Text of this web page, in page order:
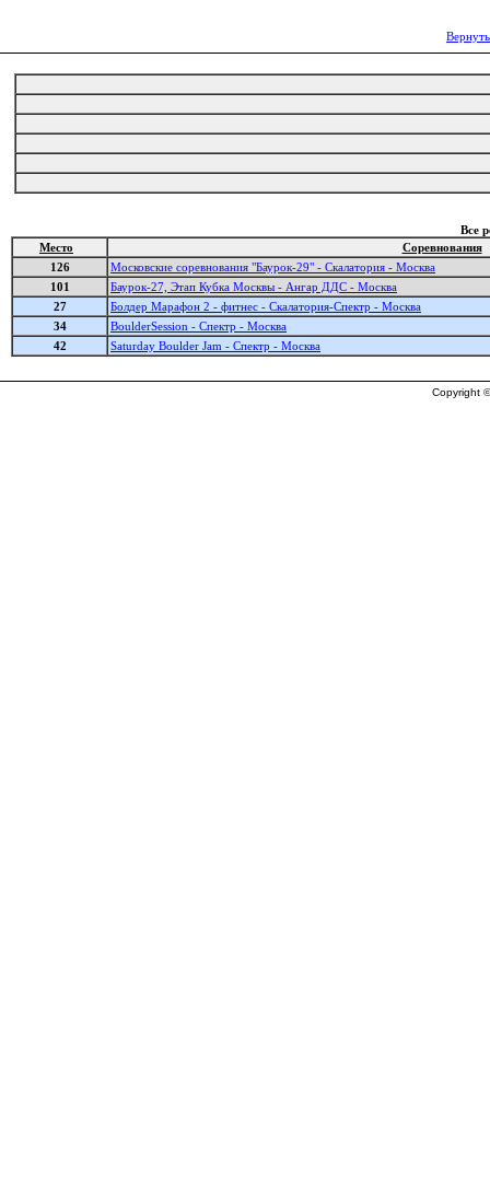
Все
Место
Соревнования
126
Московские соревнования "Баурок-29" - Скалатория - Москва
101
Баурок-27, Этап Кубка Москвы - Ангар ДДС - Москва
27
Болдер Марафон 2 - фитнес - Скалатория-Спектр - Москва
34
BoulderSession - Спектр - Москва
42
Saturday Boulder Jam - Спектр - Москва
Copyright